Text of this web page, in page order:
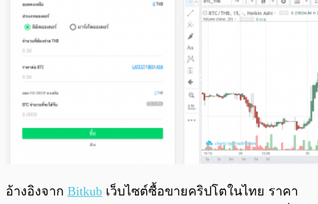
อ้างอิงจาก Bitkub เว็บไซต์ซื้อขายคริปโตในไทย ราคา